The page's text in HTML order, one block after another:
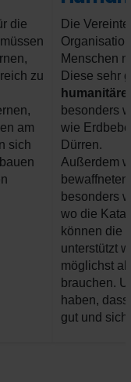
die
zu
am
sich
Die
Menschen
Diese sehr
humanitäre
besonders
wie
Dürren.
Außerdem
besonders
wo die
können die
unterstützt
möglichst
brauchen.
haben,
gut und